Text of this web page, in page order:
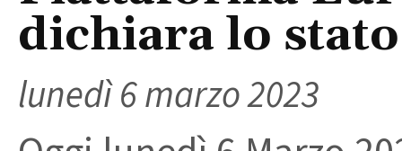
dichiara lo
lunedì 6 marzo 2023